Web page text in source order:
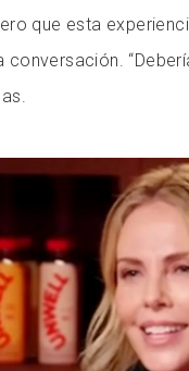
que esta